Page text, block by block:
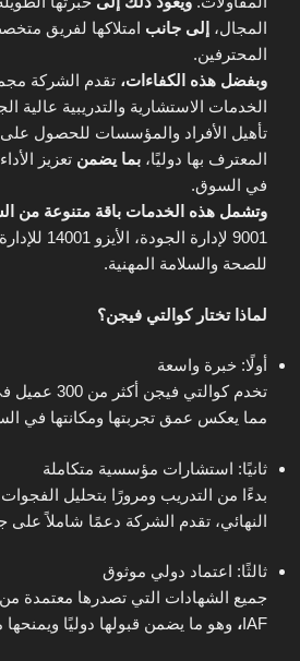
المجال، إلى جانب امتلاكها لفريق
المحترفين.
وبفضل هذه الكفاءات، تقدم الشركة
الخدمات الاستشارية والتدريبية عالية
تأهيل الأفراد والمؤسسات للحصول على
المعترف بها دوليًا، بما يضمن تعزيز
في السوق.
وتشمل هذه الخدمات باقة متنوعة من
للصحة والسلامة المهنية.
لماذا تختار كوالتي فيجن؟
أولًا: خبرة واسعة
تخدم كوالتي
مما يعكس عمق تجربتها ومكانتها في
ثانيًا: استشارات مؤسسية متكاملة
بدءًا من التدريب ومرورًا بتحليل
النهائي، تقدم الشركة دعمًا شاملاً على
ثالثًا: اعتماد دولي موثوق
جميع الشهادات التي تصدرها معتمدة
IAF، وهو ما يضمن قبولها دوليًا ويمنحها